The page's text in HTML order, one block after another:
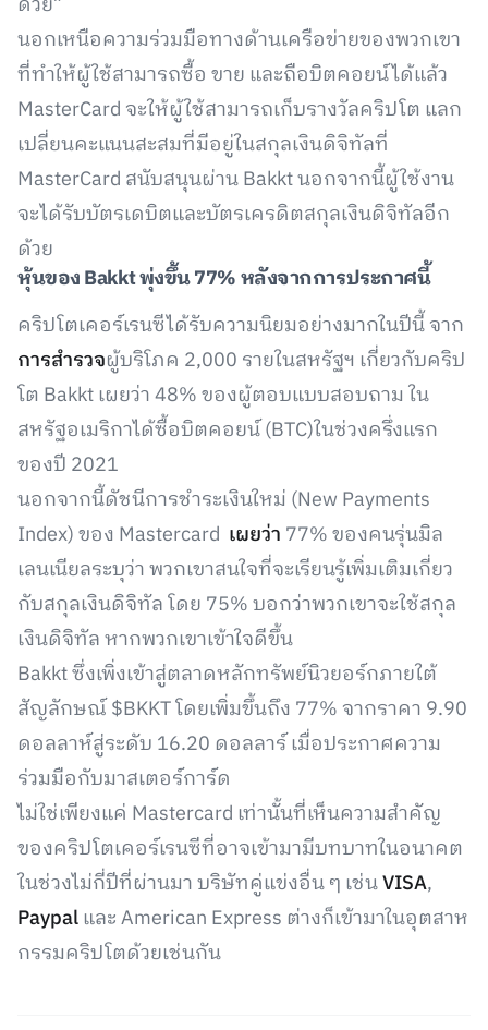
นอกเหนือความร่วมมือทางด้านเครือข่ายของพวกเขา
ที่ทำให้ผู้ใช้สามารถซื้อ ขาย และถือบิตคอยน์ได้แล้ว
MasterCard จะให้ผู้ใช้สามารถเก็บรางวัลคริปโต แลก
เปลี่ยนคะแนนสะสมที่มีอยู่ในสกุลเงินดิจิทัลที่
MasterCard สนับสนุนผ่าน Bakkt นอกจากนี้ผู้ใช้งาน
จะได้รับบัตรเดบิตและบัตรเครดิตสกุลเงินดิจิทัลอีก
ด้วย
หุ้นของBakktพุ่งขึ้น77%หลังจากการประกาศนี้
คริปโตเคอร์เรนซีได้รับความนิยมอย่างมากในปีนี้ จาก
การสำรวจผู้บริโภค 2,000 รายในสหรัฐฯ เกี่ยวกับคริป
โต Bakkt เผยว่า 48% ของผู้ตอบแบบสอบถาม ใน
สหรัฐอเมริกาได้ซื้อบิตคอยน์ (BTC)ในช่วงครึ่งแรก
ของปี 2021
นอกจากนี้ดัชนีการชำระเงินใหม่ (New Payments
Index) ของ Mastercard เผยว่า 77% ของคนรุ่นมิล
เลนเนียลระบุว่า พวกเขาสนใจที่จะเรียนรู้เพิ่มเติมเกี่ยว
กับสกุลเงินดิจิทัล โดย 75% บอกว่าพวกเขาจะใช้สกุล
เงินดิจิทัล หากพวกเขาเข้าใจดีขึ้น
Bakkt ซึ่งเพิ่งเข้าสู่ตลาดหลักทรัพย์นิวยอร์กภายใต้
สัญลักษณ์ $BKKT โดยเพิ่มขึ้นถึง 77% จากราคา 9.90
ดอลลาห์สู่ระดับ 16.20 ดอลลาร์ เมื่อประกาศความ
ร่วมมือกับมาสเตอร์การ์ด
ไม่ใช่เพียงแค่ Mastercard เท่านั้นที่เห็นความสำคัญ
ของคริปโตเคอร์เรนซีที่อาจเข้ามามีบทบาทในอนาคต
ในช่วงไม่กี่ปีที่ผ่านมา บริษัทคู่แข่งอื่น ๆ เช่นVISA,
Paypalและ American Express ต่างก็เข้ามาในอุตสาห
กรรมคริปโตด้วยเช่นกัน